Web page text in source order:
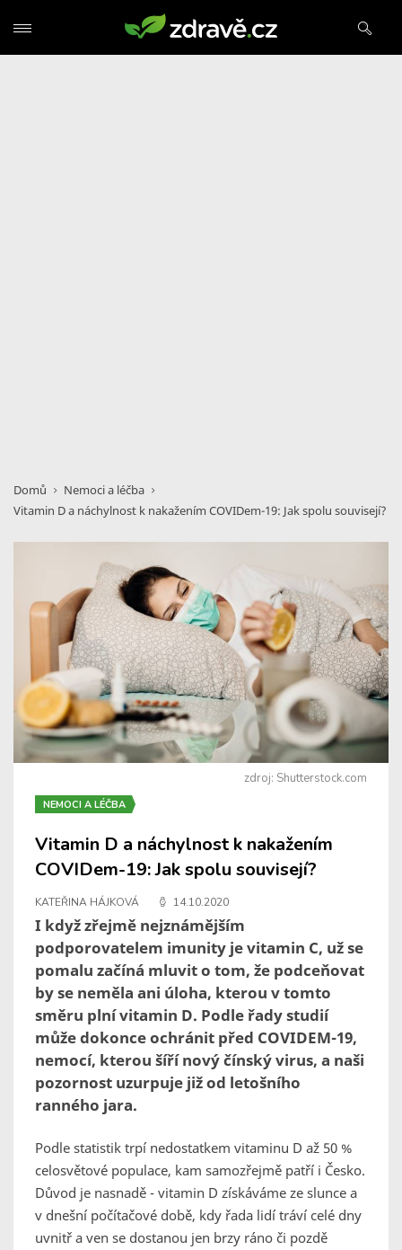
Domů
Nemoci a léčba
Vitamin D a náchylnost k nakažením COVIDem-19: Jak spolu souvisejí?
zdroj: Shutterstock.com
NEMOCI A LÉČBA
Vitamin D a náchylnost k nakažením
COVIDem-19: Jak spolu souvisejí?
KATEŘINA HÁJKOVÁ 14.10.2020
I když zřejmě nejznámějším
podporovatelem imunity je vitamin C, už se
pomalu začíná mluvit o tom, že podceňovat
by se neměla ani úloha, kterou v tomto
směru plní vitamin D. Podle řady studií
může dokonce ochránit před COVIDEM-19,
nemocí, kterou šíří nový čínský virus, a naši
pozornost uzurpuje již od letošního
ranného jara.
Podle statistik trpí nedostatkem vitaminu D až 50 %
celosvětové populace, kam samozřejmě patří i Česko.
Důvod je nasnadě - vitamin D získáváme ze slunce a
v dnešní počítačové době, kdy řada lidí tráví celé dny
uvnitř a ven se dostanou jen brzy ráno či pozdě